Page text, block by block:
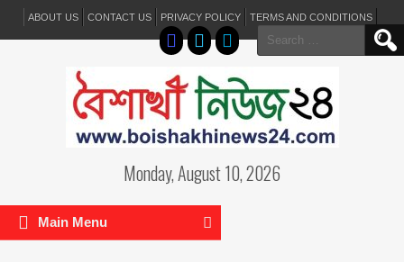
ABOUT US CONTACT US PRIVACY POLICY TERMS AND CONDITIONS
Search
for:
Monday, August 10, 2026
Main Menu